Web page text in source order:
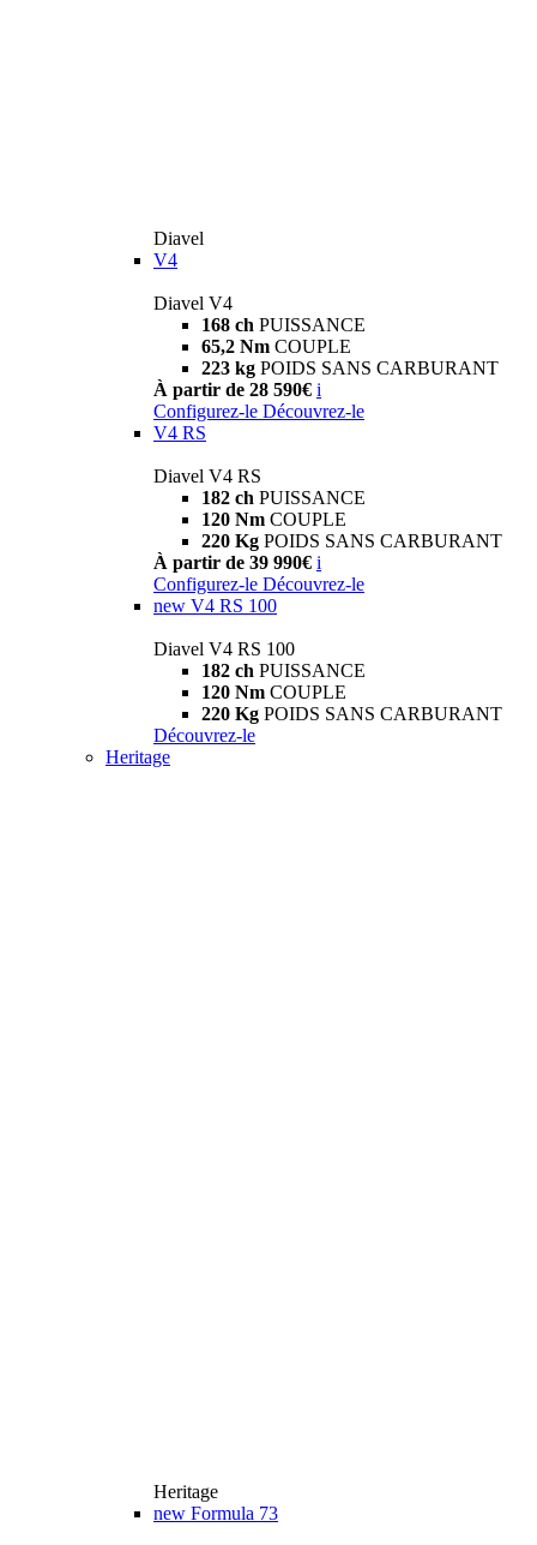
Diavel
V4
Diavel V4
168 ch PUISSANCE
65,2 Nm COUPLE
223 kg POIDS SANS CARBURANT
À partir de 28 590€ i
Configurez-le Découvrez-le
V4 RS
Diavel V4 RS
182 ch PUISSANCE
120 Nm COUPLE
220 Kg POIDS SANS CARBURANT
À partir de 39 990€ i
Configurez-le Découvrez-le
new V4 RS 100
Diavel V4 RS 100
182 ch PUISSANCE
120 Nm COUPLE
220 Kg POIDS SANS CARBURANT
Découvrez-le
Heritage
Heritage
new Formula 73